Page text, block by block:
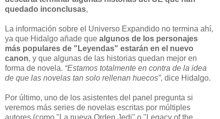
quedado inconclusas,
La información sobre el Universo Expandido no termina ahí,
ya que Hidalgo añade que algunos de los personajes
más populares de "Leyendas" estarán en el nuevo
canon, y que algunas de las historias quedan mejor en
forma de novela. “Estamos totalmente en contra de la idea
de que las novelas tan solo rellenan huecos”, dice Hidalgo.
Por último, uno de los asistentes del panel pregunta si
veremos más series de novelas escritas por múltiples
autores (como "La nueva Orden Jedi" o "Legacy of the